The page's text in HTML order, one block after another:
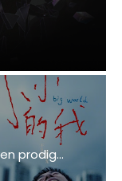
prodig...